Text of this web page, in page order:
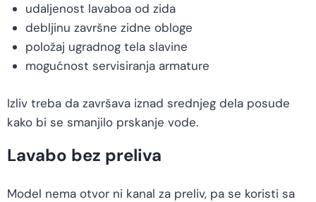
udaljenost lavaboa od zida
debljinu završne zidne obloge
položaj ugradnog tela slavine
mogućnost servisiranja armature
Izliv treba da završava iznad srednjeg dela posude
kako bi se smanjilo prskanje vode.
Lavabo bez preliva
Model nema otvor ni kanal za preliv, pa se koristi sa